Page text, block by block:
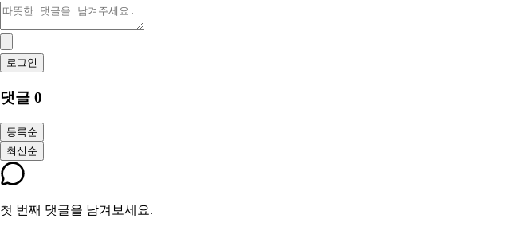
로그인
댓글 0
등록순
최신순
첫 번째 댓글을 남겨보세요.